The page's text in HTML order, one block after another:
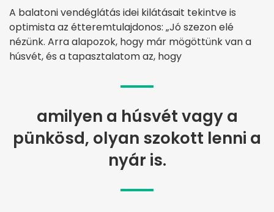
A balatoni vendéglátás idei kilátásait tekintve is
optimista az étteremtulajdonos: „Jó szezon elé
nézünk. Arra alapozok, hogy már mögöttünk van a
húsvét, és a tapasztalatom az, hogy
amilyen a húsvét vagy a
pünkösd, olyan szokott lenni a
nyár is.